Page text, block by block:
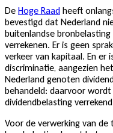
De Hoge Raad heeft
bevestigd dat Nederland
buitenlandse
verrekenen. Er is geen
verkeer van kapitaal. En er
discriminatie, aangezien
Nederland genoten
behandeld: daarvoor wordt
dividendbelasting
Voor de verwerking van de